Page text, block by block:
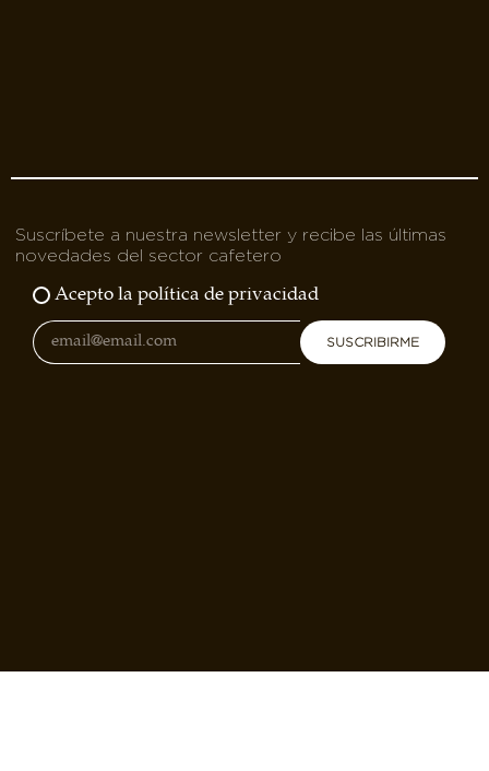
Suscríbete a nuestra newsletter y recibe las últimas
novedades del sector cafetero
Acepto la política de privacidad
SUSCRIBIRME